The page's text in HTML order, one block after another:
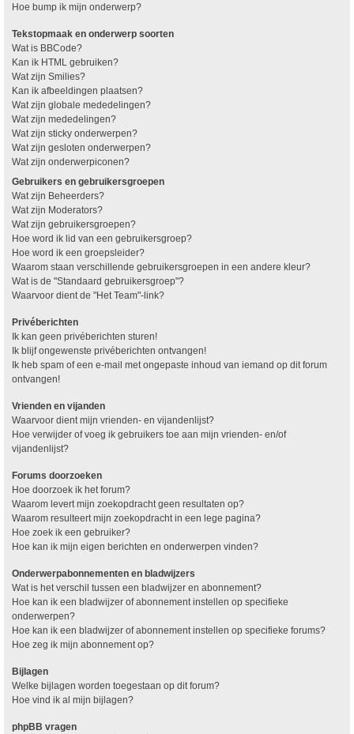
Hoe bump ik mijn onderwerp?
Tekstopmaak en onderwerp soorten
Wat is BBCode?
Kan ik HTML gebruiken?
Wat zijn Smilies?
Kan ik afbeeldingen plaatsen?
Wat zijn globale mededelingen?
Wat zijn mededelingen?
Wat zijn sticky onderwerpen?
Wat zijn gesloten onderwerpen?
Wat zijn onderwerpiconen?
Gebruikers en gebruikersgroepen
Wat zijn Beheerders?
Wat zijn Moderators?
Wat zijn gebruikersgroepen?
Hoe word ik lid van een gebruikersgroep?
Hoe word ik een groepsleider?
Waarom staan verschillende gebruikersgroepen in een andere kleur?
Wat is de "Standaard gebruikersgroep"?
Waarvoor dient de "Het Team"-link?
Privéberichten
Ik kan geen privéberichten sturen!
Ik blijf ongewenste privéberichten ontvangen!
Ik heb spam of een e-mail met ongepaste inhoud van iemand op dit forum
ontvangen!
Vrienden en vijanden
Waarvoor dient mijn vrienden- en vijandenlijst?
Hoe verwijder of voeg ik gebruikers toe aan mijn vrienden- en/of
vijandenlijst?
Forums doorzoeken
Hoe doorzoek ik het forum?
Waarom levert mijn zoekopdracht geen resultaten op?
Waarom resulteert mijn zoekopdracht in een lege pagina?
Hoe zoek ik een gebruiker?
Hoe kan ik mijn eigen berichten en onderwerpen vinden?
Onderwerpabonnementen en bladwijzers
Wat is het verschil tussen een bladwijzer en abonnement?
Hoe kan ik een bladwijzer of abonnement instellen op specifieke
onderwerpen?
Hoe kan ik een bladwijzer of abonnement instellen op specifieke forums?
Hoe zeg ik mijn abonnement op?
Bijlagen
Welke bijlagen worden toegestaan op dit forum?
Hoe vind ik al mijn bijlagen?
phpBB vragen